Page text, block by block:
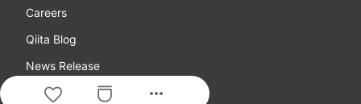
more_horiz
Careers
Qiita Blog
News Release